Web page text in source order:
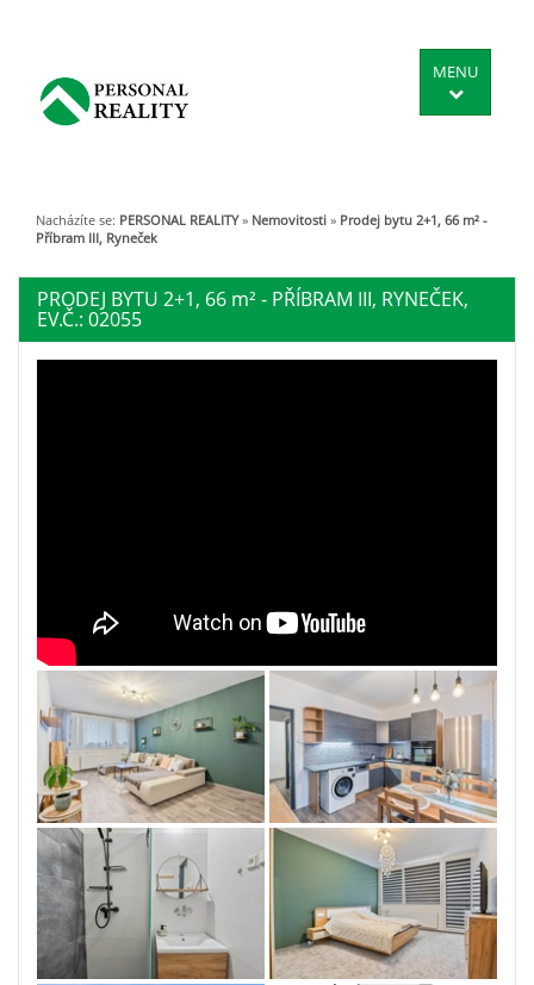
MENU
Nacházíte se: PERSONAL REALITY » Nemovitosti » Prodej bytu 2+1, 66 m² -
Příbram III, Ryneček
PRODEJ BYTU 2+1, 66 m²- PŘÍBRAM III, RYNEČEK,
EV.Č.: 02055